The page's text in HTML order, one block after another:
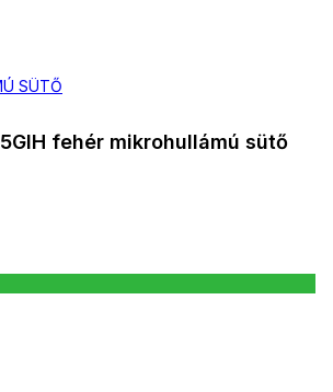
SÜTŐ
fehér mikrohullámú sütő